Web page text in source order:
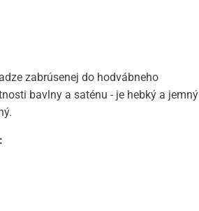
zabrúsenej do hodvábneho
bavlny a saténu - je hebký a jemný